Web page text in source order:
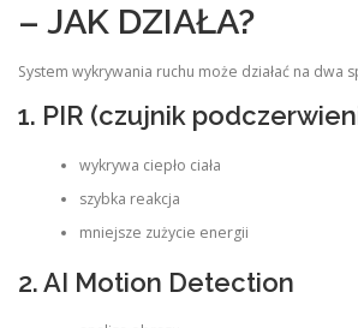
– JAK DZIAŁA?
System wykrywania ruchu może działać na dwa
1. PIR (czujnik
wykrywa ciepło ciała
szybka reakcja
mniejsze zużycie energii
2. AI Motion Detection